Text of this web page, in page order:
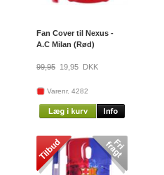
Fan Cover til Nexus -
A.C Milan (Rød)
99,95 19,95DKK
Varenr. 4282